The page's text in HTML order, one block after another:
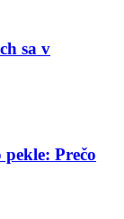
sa v
Prečo